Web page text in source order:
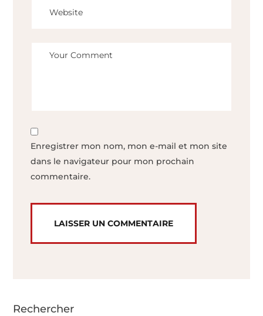
Enregistrer mon nom, mon e-mail et mon site
dans le navigateur pour mon prochain
commentaire.
Rechercher